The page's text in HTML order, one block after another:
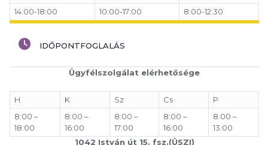
14:00-18:00
10:00-17:00 8:00-12:30
IDŐPONTFOGLALÁS
Ügyfélszolgálat elérhetősége
H K Sz Cs
P
8:00 –
18:00
8:00 –
16:00
8:00 –
17:00
8:00 –
16:00
8:00 –
13:00
1042 István út 15. fsz.(ÜSZI)